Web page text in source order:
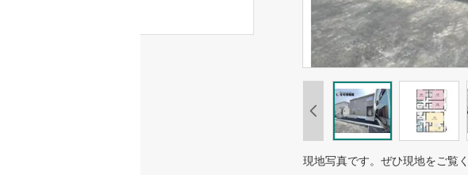
現地写真です。ぜひ現地をご覧く